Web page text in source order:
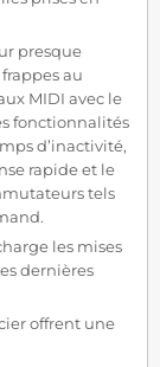
presque
au
MIDI avec le
fonctionnalités
d’inactivité,
rapide et le
tels
les mises
dernières
offrent une